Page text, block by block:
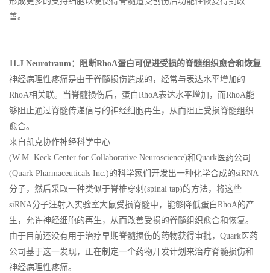
善。
11.J Neurotraum：阻断RhoA蛋白可促进受损的脊髓组织愈合和恢复
神经病理性疼痛是由于脊髓损伤造成的，经常与表达水平增加的
RhoA相关联。当脊髓损伤后，蛋白RhoA表达水平增加，而RhoA能
够阻止通过脊髓传递信号的神经细胞再生，从而阻止受损脊髓组织
愈合。
来自凯克协作神经科学中心
(W.M. Keck Center for Collaborative Neuroscience)和Quark医药公司
(Quark Pharmaceuticals Inc.)的科学家们开发出一种化学合成的siRNA
分子，然后采取一种类似于脊椎穿剌(spinal tap)的方法，将这些
siRNA分子注射入实验室大鼠受损脊髓中，能够降低蛋白RhoA的产
生，允许神经细胞的再生，从而改善受损的脊髓组织愈合和恢复。
由于目前还没有用于治疗早期脊髓损伤的药物获得审批，Quark医药
公司基于这一发现，正在制定一个药物开发计划来治疗脊髓损伤和
神经病理性疼痛。